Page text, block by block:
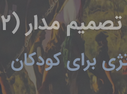
مدار (12)
برای کودکان